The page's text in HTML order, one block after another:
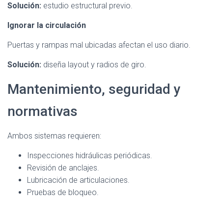
Solución: estudio estructural previo.
Ignorar la circulación
Puertas y rampas mal ubicadas afectan el uso diario.
Solución: diseña layout y radios de giro.
Mantenimiento, seguridad y
normativas
Ambos sistemas requieren:
Inspecciones hidráulicas periódicas.
Revisión de anclajes.
Lubricación de articulaciones.
Pruebas de bloqueo.